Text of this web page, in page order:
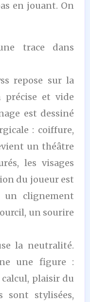
en jouant. On
trace dans
repose sur la
et vide
est dessiné
: coiffure,
un théâtre
les visages
du joueur est
un clignement
un sourire
la neutralité.
une figure :
plaisir du
sont stylisées,